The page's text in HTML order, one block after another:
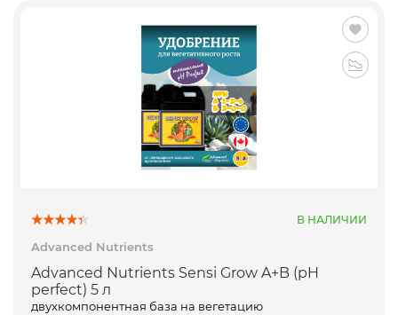
В НАЛИЧИИ
Advanced Nutrients
Advanced Nutrients Sensi Grow A+B (pH
perfect) 5 л
двухкомпонентная база на вегетацию